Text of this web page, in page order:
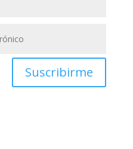
Suscribirme